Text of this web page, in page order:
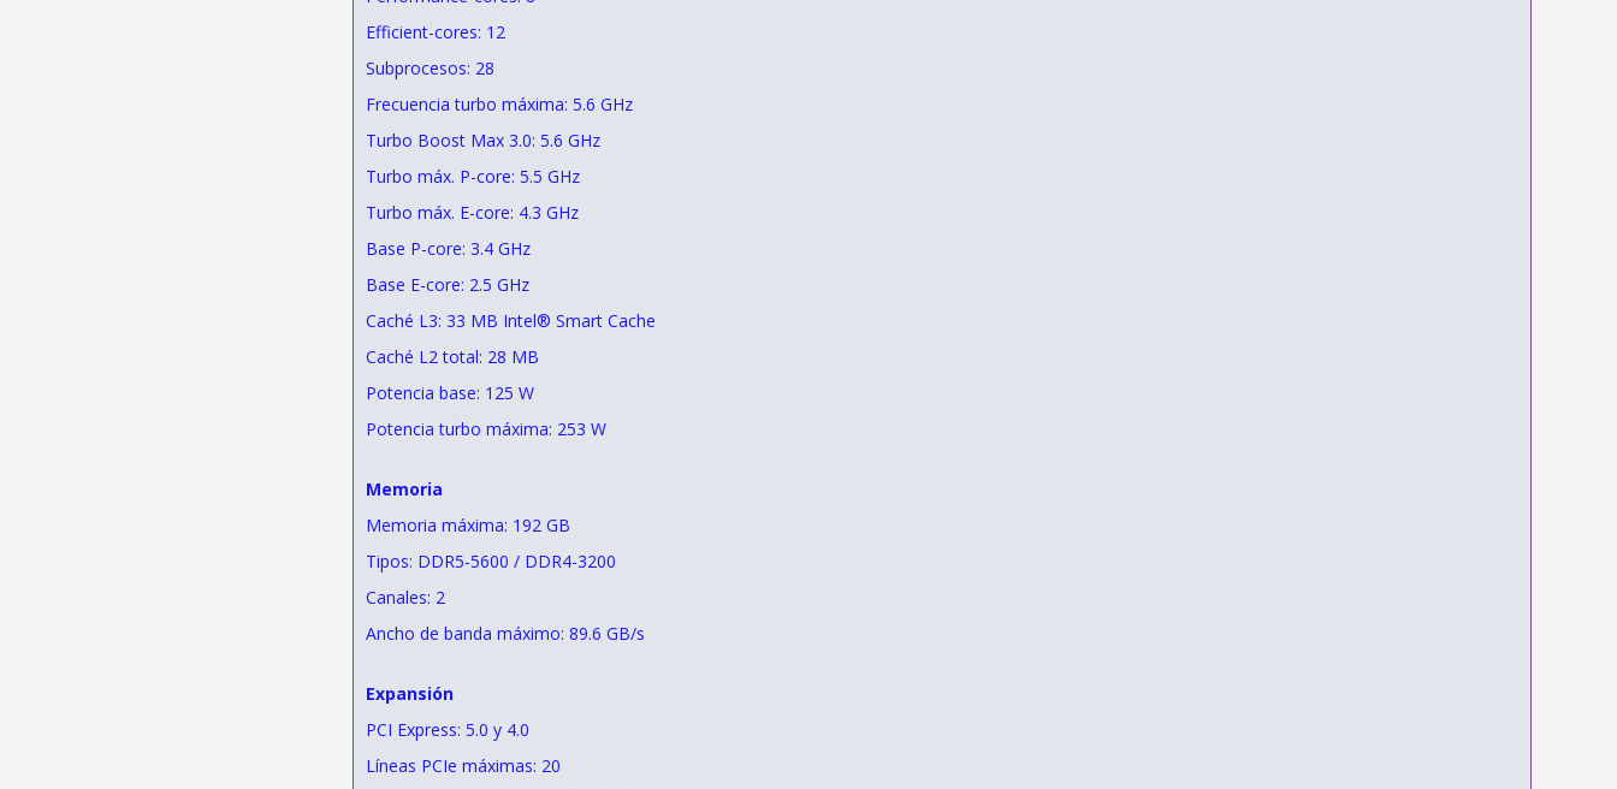
Efficient-cores: 12
Subprocesos: 28
Frecuencia turbo máxima: 5.6 GHz
Turbo Boost Max 3.0: 5.6 GHz
Turbo máx. P-core: 5.5 GHz
Turbo máx. E-core: 4.3 GHz
Base P-core: 3.4 GHz
Base E-core: 2.5 GHz
Caché L3: 33 MB Intel® Smart Cache
Caché L2 total: 28 MB
Potencia base: 125 W
Potencia turbo máxima: 253 W
Memoria
Memoria máxima: 192 GB
Tipos: DDR5-5600 / DDR4-3200
Canales: 2
Ancho de banda máximo: 89.6 GB/s
Expansión
PCI Express: 5.0 y 4.0
Líneas PCIe máximas: 20